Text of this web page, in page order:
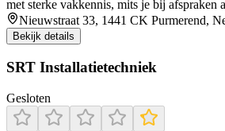
met sterke vakkennis, mits je bij afspraken
Nieuwstraat 33, 1441 CK Purmerend,
Bekijk details
SRT Installatietechniek
Gesloten